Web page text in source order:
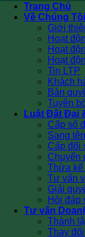
Trang Chủ
Về Chúng Tôi
Giới
Hoạt
Hoạt
Hoạt
Tin LTP
Khách
Bản
Tuyên
Luật Đất Đai
Cấp sổ
Sang
Cấp đổi
Chuyển
Thừa kế
Tư vấn
Giải
Hỏi đáp
Tư vấn
Thành
Thay